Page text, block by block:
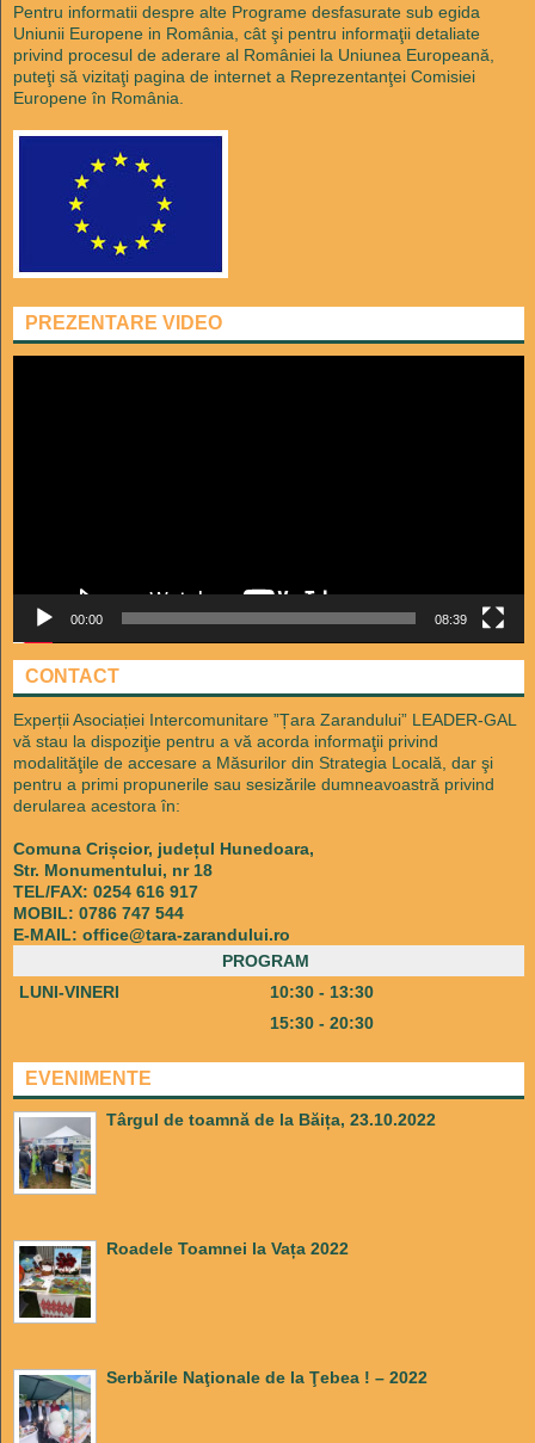
Pentru informatii despre alte Programe desfasurate sub egida
Uniunii Europene in România, cât şi pentru informaţii detaliate
privind procesul de aderare al României la Uniunea Europeană,
puteţi să vizitaţi pagina de internet a Reprezentanţei Comisiei
Europene în România.
PREZENTARE VIDEO
Player
00:00 08:39
CONTACT
Experții Asociației Intercomunitare ”Țara Zarandului” LEADER-GAL
vă stau la dispoziţie pentru a vă acorda informaţii privind
modalităţile de accesare a Măsurilor din Strategia Locală, dar şi
pentru a primi propunerile sau sesizările dumneavoastră privind
derularea acestora în:
Comuna Crișcior, județul Hunedoara,
Str. Monumentului, nr 18
TEL/FAX: 0254 616 917
MOBIL: 0786 747 544
E-MAIL: office@tara-zarandului.ro
PROGRAM
LUNI-VINERI
10:30 - 13:30
15:30 - 20:30
EVENIMENTE
Târgul de toamnă de la Băița, 23.10.2022
Roadele Toamnei la Vața 2022
Serbările Naţionale de la Ţebea ! – 2022